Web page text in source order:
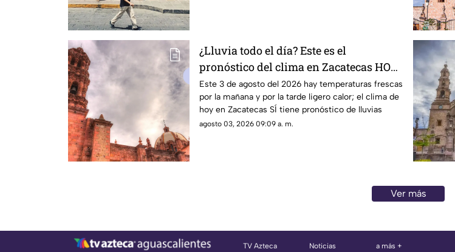
¿Lluvia todo el día? Este es el
pronóstico del clima en Zacatecas HOY
lunes 3 de agosto
Este 3 de agosto del 2026 hay temperaturas frescas
por la mañana y por la tarde ligero calor; el clima de
hoy en Zacatecas SÍ tiene pronóstico de lluvias
agosto 03, 2026 09:09 a. m.
Ver más
TV Azteca Noticias a más +